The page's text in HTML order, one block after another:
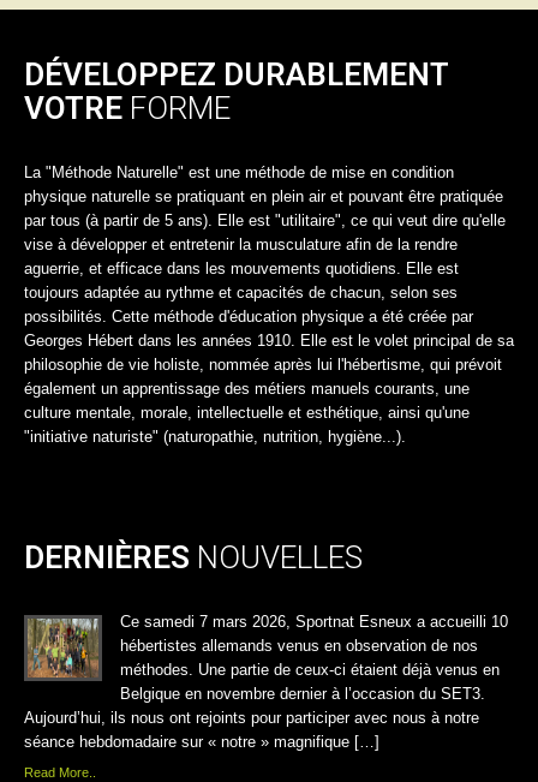
DÉVELOPPEZ DURABLEMENT
VOTRE FORME
La "Méthode Naturelle" est une méthode de mise en condition
physique naturelle se pratiquant en plein air et pouvant être pratiquée
par tous (à partir de 5 ans). Elle est "utilitaire", ce qui veut dire qu'elle
vise à développer et entretenir la musculature afin de la rendre
aguerrie, et efficace dans les mouvements quotidiens. Elle est
toujours adaptée au rythme et capacités de chacun, selon ses
possibilités. Cette méthode d'éducation physique a été créée par
Georges Hébert dans les années 1910. Elle est le volet principal de sa
philosophie de vie holiste, nommée après lui l'hébertisme, qui prévoit
également un apprentissage des métiers manuels courants, une
culture mentale, morale, intellectuelle et esthétique, ainsi qu'une
"initiative naturiste" (naturopathie, nutrition, hygiène...).
DERNIÈRES NOUVELLES
Ce samedi 7 mars 2026, Sportnat Esneux a accueilli 10
hébertistes allemands venus en observation de nos
méthodes. Une partie de ceux-ci étaient déjà venus en
Belgique en novembre dernier à l’occasion du SET3.
Aujourd’hui, ils nous ont rejoints pour participer avec nous à notre
séance hebdomadaire sur « notre » magnifique […]
Read More..